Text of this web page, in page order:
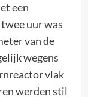
een
uur was
van de
wegens
vlak
werden stil